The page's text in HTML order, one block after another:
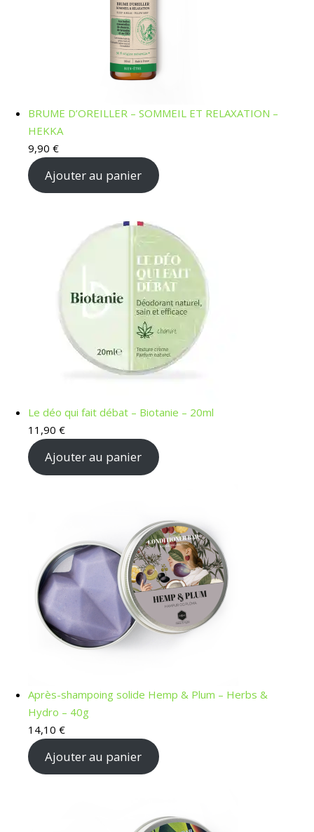
BRUME D’OREILLER – SOMMEIL ET RELAXATION –
HEKKA
9,90 €
Ajouter au panier
Le déo qui fait débat – Biotanie – 20ml
11,90 €
Ajouter au panier
Après-shampoing solide Hemp & Plum – Herbs &
Hydro – 40g
14,10 €
Ajouter au panier